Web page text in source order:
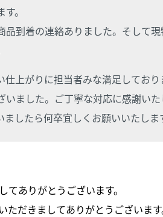
。
品到着の連絡ありました。そして
仕上がりに担当者みな満足しており
いました。ご丁寧な対応に感謝い
ましたら何卒宜しくお願いいたしま
てありがとうございます。
ただきましてありがとうございま